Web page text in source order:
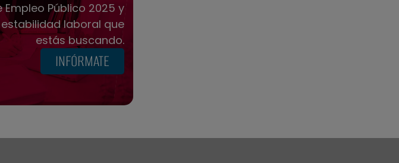
Empleo Público 2025 y
laboral que
estás buscando.
INFÓRMATE